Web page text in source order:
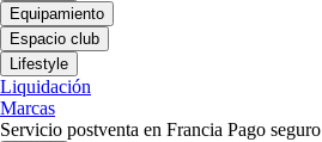
Equipamiento
Espacio club
Lifestyle
Liquidación
Marcas
Servicio postventa en Francia Pago seguro